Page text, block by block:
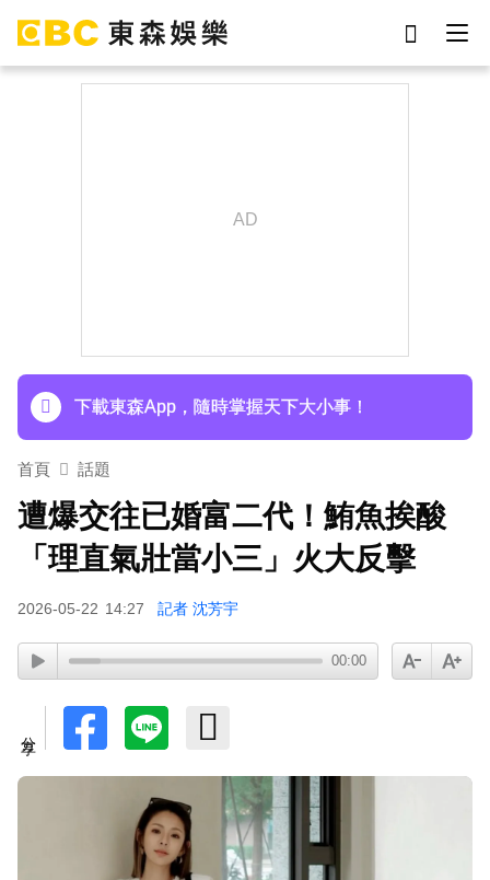
下載東森App，隨時掌握天下大小事！
埃及知名女星涉販毒！ 遭「判死刑」震撼社會
首頁 話題
遭爆交往已婚富二代！鮪魚挨酸
「理直氣壯當小三」火大反擊
2026-05-22 14:27 記者 沈芳宇
00:00